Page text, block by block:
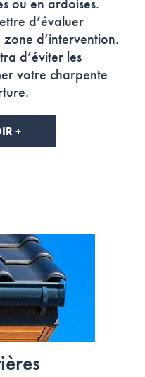
d’évaluer
d’intervention.
d’éviter les
votre charpente
+